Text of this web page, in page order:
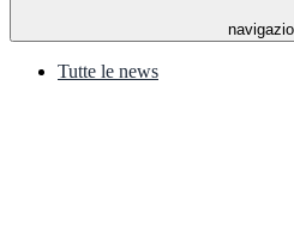
Tutte le news